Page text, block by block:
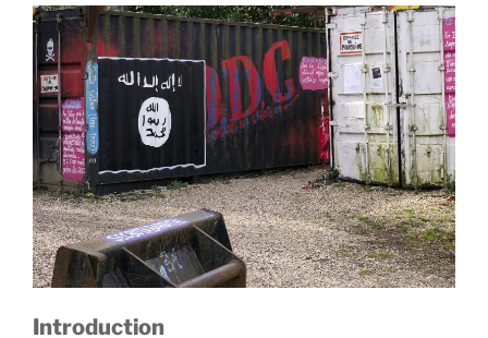
de
2015
à
2019
(synthèse) »
Introduction